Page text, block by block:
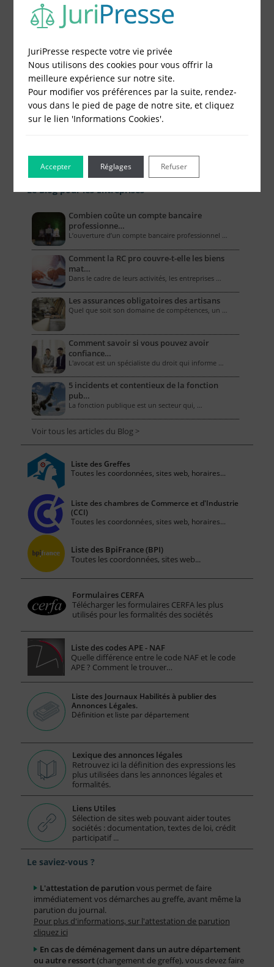
Le Blog pour les Entreprises
Combien coûte un compte bancaire
professionne…
L’ouverture d’un compte bancaire professionnel …
Comment la RC pro couvre-t-elle les biens
mat…
Dans le cadre de leurs activités, les entreprises …
Les assurances obligatoires des artisans
Quel que soit son domaine de compétences, un …
Comment savoir si vous pouvez avoir
confiance…
L'avocat est un spécialiste du droit qui informe …
5 incidents et contentieux de la fonction
pub…
La fonction publique est un secteur qui, …
Voir tous les articles du Blog >
Liste des Greffes
Toutes les coordonnées, sites web, horaires...
Liste des chambres de Commerce et d'Industrie
(CCI)
Toutes les coordonnées, sites web, horaires...
Liste des BpiFrance (BPI)
Toutes les coordonnées, sites web...
Formulaires CERFA
Télécharger les formulaires CERFA les plus
utilisés pour les formalités des sociétés
Liste des codes APE - NAF
Quelle différence entre le code NAF et le code
APE ? Comment le trouver…
Liste des Journaux Habilités à publier des
Annonces Légales.
Définition et liste par département
Lexique des annonces légales
Retrouvez ici la définition des expressions les
plus utilisées dans les annonces légales et
formalités.
Liens Utiles
Sélection de sites web pouvant aider toutes
sociétés : documentation, textes de loi, crédit
participatif ...
Le saviez-vous ?
L'attestation de parution vous permet de faire
immédiatement vos démarches au greffe, avant même la
parution du journal.
Pour plus d'informations, sur l'attestation de parution
cliquez ici
En cas de déménagement dans un autre département
ou autre ressort(changement de greffe), vous devez faire
JuriPresse respecte votre vie privée
Nous utilisons des cookies pour vous offrir la
meilleure expérience sur notre site.
Pour modifier vos préférences par la suite, rendez-
vous dans le pied de page de notre site, et cliquez
sur le lien 'Informations Cookies'.
Accepter Refuser
Réglages